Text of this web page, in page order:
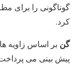
گوناگونی را برای
کرد.
گن بر اساس زاویه
پیش بینی می